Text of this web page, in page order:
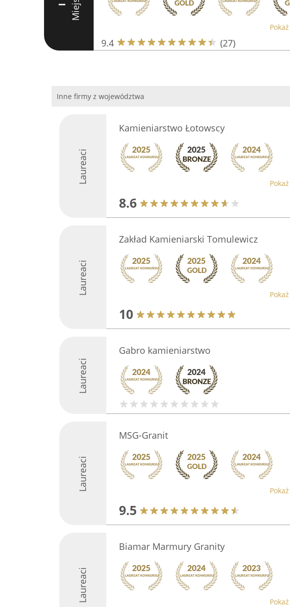
I
9.4 (27)
Inne firmy z województwa
Laureaci
Kamieniarstwo Łotowscy
8.6
Laureaci
Zakład Kamieniarski Tomulewicz
10
Laureaci
Gabro kamieniarstwo
Laureaci
MSG-Granit
9.5
Laureaci
Biamar Marmury Granity